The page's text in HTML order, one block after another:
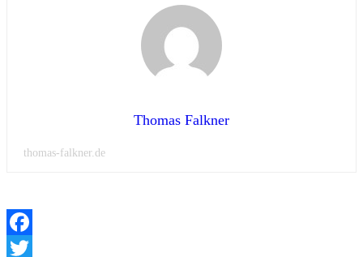
Thomas Falkner
thomas-falkner.de
Facebook